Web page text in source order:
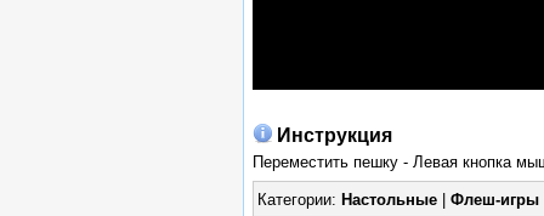
Инструкция
Переместить пешку - Левая кнопка
Категории: Настольные| Флеш-игры